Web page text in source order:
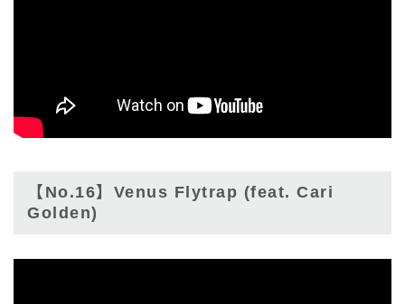
【No.16】Venus Flytrap (feat. Cari
Golden)